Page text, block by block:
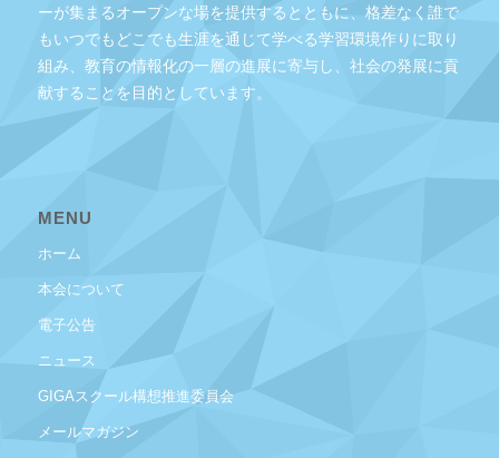
ーが集まるオープンな場を提供するとともに、格差なく誰で
もいつでもどこでも生涯を通じて学べる学習環境作りに取り
組み、教育の情報化の一層の進展に寄与し、社会の発展に貢
献することを目的としています。
MENU
ホーム
本会について
電子公告
ニュース
GIGAスクール構想推進委員会
メールマガジン